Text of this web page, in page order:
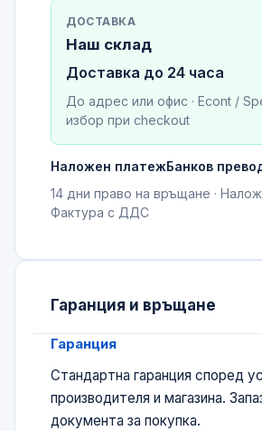
ДОСТАВКА
Наш склад
Доставка до 24 часа
До адрес или офис · Econt /
избор при checkout
Наложен платежБанков
14 дни право на връщане ·
Фактура с ДДС
Гаранция и връщане
Гаранция
Стандартна гаранция според
производителя и магазина.
документа за покупка.